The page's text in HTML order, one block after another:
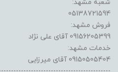
شعبه مشهد:
05138721594
فروش مشهد:
09156205399 آقای علی نژاد
خدمات مشهد:
09150505404 آقای میرزایی